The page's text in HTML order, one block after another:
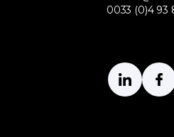
0033 (0)4 93